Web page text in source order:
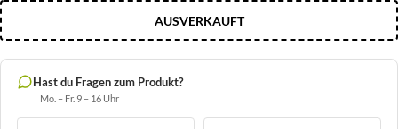
AUSVERKAUFT
Hast du Fragen zum Produkt?
Mo. – Fr. 9 – 16 Uhr